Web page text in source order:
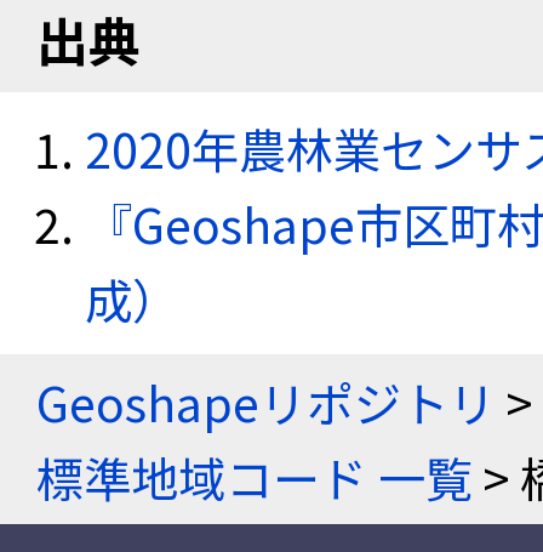
出典
2020年農林業セン
『Geoshape市区町
成）
Geoshapeリポジトリ >
標準地域コード 一覧>